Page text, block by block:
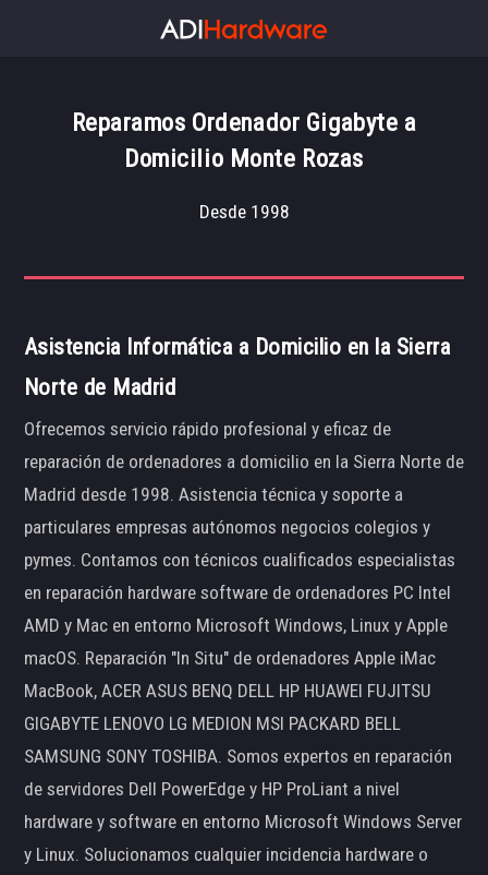
Reparamos Ordenador Gigabyte a
Domicilio Monte Rozas
Desde 1998
Asistencia Informática a Domicilio en la Sierra
Norte de Madrid
Ofrecemos servicio rápido profesional y eficaz de
reparación de ordenadores a domicilio en la Sierra Norte de
Madrid desde 1998. Asistencia técnica y soporte a
particulares empresas autónomos negocios colegios y
pymes. Contamos con técnicos cualificados especialistas
en reparación hardware software de ordenadores PC Intel
AMD y Mac en entorno Microsoft Windows, Linux y Apple
macOS. Reparación "In Situ" de ordenadores Apple iMac
MacBook, ACER ASUS BENQ DELL HP HUAWEI FUJITSU
GIGABYTE LENOVO LG MEDION MSI PACKARD BELL
SAMSUNG SONY TOSHIBA. Somos expertos en reparación
de servidores Dell PowerEdge y HP ProLiant a nivel
hardware y software en entorno Microsoft Windows Server
y Linux. Solucionamos cualquier incidencia hardware o